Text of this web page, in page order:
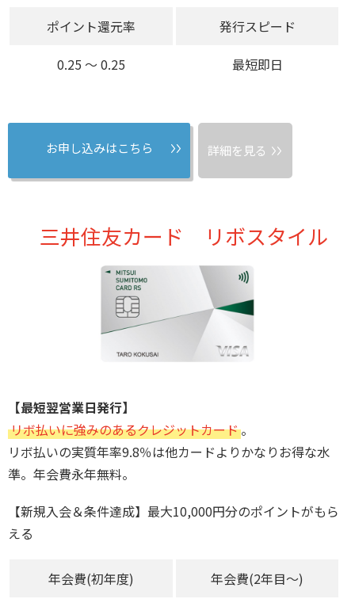
ポイント還元率
0.25 〜 0.25
発行スピード
最短即日
お申し込みはこちら 詳細を見る
三井住友カード リボスタイル
【最短翌営業日発行】
リボ払いに強みのあるクレジットカード。
リボ払いの実質年率9.8％は他カードよりかなりお得な水
準。年会費永年無料。
【新規入会＆条件達成】最大10,000円分のポイントがもら
える
年会費(初年度)
年会費(2年目～)